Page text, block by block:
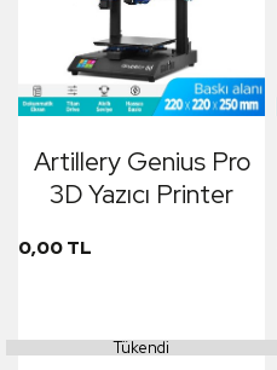
Artillery Genius Pro
3D Yazıcı Printer
0,00 TL
Tükendi